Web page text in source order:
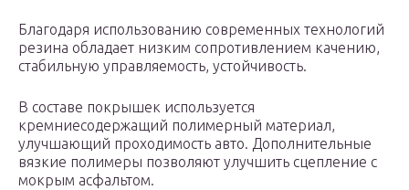
Благодаря использованию современных технологий
резина обладает низким сопротивлением качению,
стабильную управляемость, устойчивость.
В составе покрышек используется
кремниесодержащий полимерный материал,
улучшающий проходимость авто. Дополнительные
вязкие полимеры позволяют улучшить сцепление с
мокрым асфальтом.